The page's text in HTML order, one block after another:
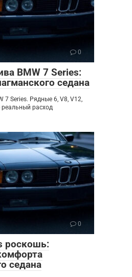
0
BMW 7 Series:
седана
7 Series. Рядные 6, V8, V12,
расход
0
роскошь:
седана